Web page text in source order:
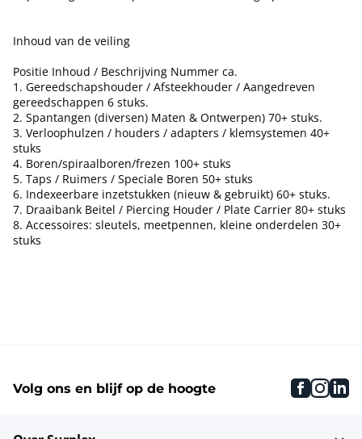
Inhoud van de veiling
Positie Inhoud / Beschrijving Nummer ca.
1. Gereedschapshouder / Afsteekhouder / Aangedreven
gereedschappen 6 stuks.
2. Spantangen (diversen) Maten & Ontwerpen) 70+ stuks.
3. Verloophulzen / houders / adapters / klemsystemen 40+
stuks
4. Boren/spiraalboren/frezen 100+ stuks
5. Taps / Ruimers / Speciale Boren 50+ stuks
6. Indexeerbare inzetstukken (nieuw & gebruikt) 60+ stuks.
7. Draaibank Beitel / Piercing Houder / Plate Carrier 80+ stuks
8. Accessoires: sleutels, meetpennen, kleine onderdelen 30+
stuks
Volg ons en blijf op de hoogte